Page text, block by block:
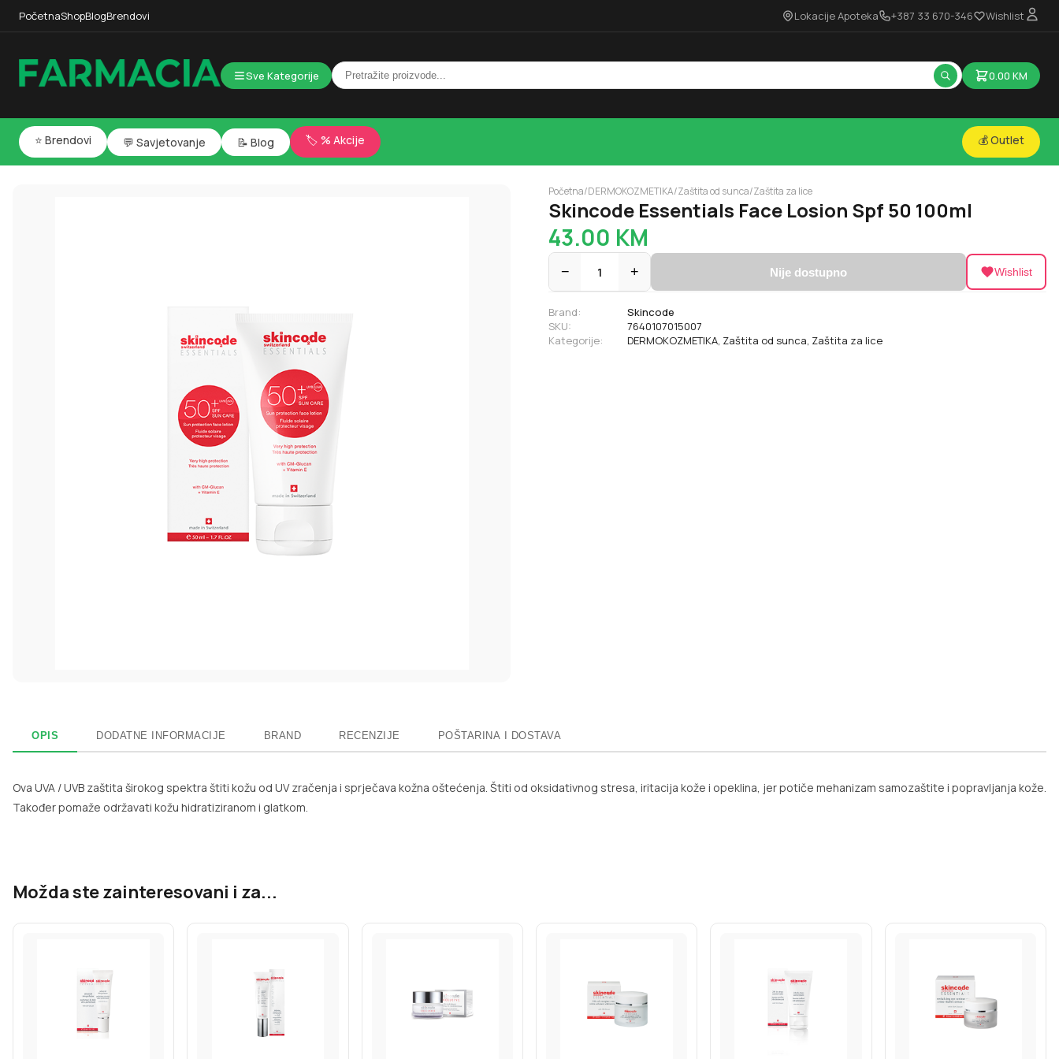
PočetnaShopBlogBrendovi Lokacije Apoteka +387 33 670-346 Wishlist
Sve Kategorije 0.00 KM
⭐ Brendovi 💬 Savjetovanje 📝 Blog 🏷️ % Akcije 💰 Outlet
Početna/DERMOKOZMETIKA/Zaštita od sunca/Zaštita za lice
Skincode Essentials Face Losion Spf 50 100ml
43.00 KM
− 1 + Nije dostupno Wishlist
Brand:
Skincode
SKU:
7640107015007
Kategorije:
DERMOKOZMETIKA, Zaštita od sunca, Zaštita za lice
OPIS DODATNE INFORMACIJE BRAND RECENZIJE POŠTARINA I DOSTAVA
Ova UVA / UVB zaštita širokog spektra štiti kožu od UV zračenja i sprječava kožna oštećenja. Štiti od oksidativnog stresa, iritacija kože i opeklina, jer potiče mehanizam samozaštite i popravljanja kože.
Također pomaže održavati kožu hidratiziranom i glatkom.
Možda ste zainteresovani i za...